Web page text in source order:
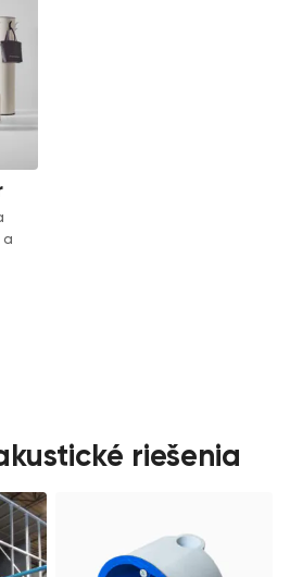
a
riešenia